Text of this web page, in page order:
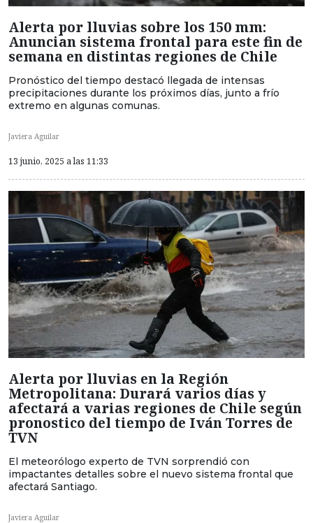
Alerta por lluvias sobre los 150 mm:
Anuncian sistema frontal para este fin de
semana en distintas regiones de Chile
Pronóstico del tiempo destacó llegada de intensas
precipitaciones durante los próximos días, junto a frío
extremo en algunas comunas.
Javiera Aguilar
13 junio, 2025 a las 11:33
Alerta por lluvias en la Región
Metropolitana: Durará varios días y
afectará a varias regiones de Chile según
pronostico del tiempo de Iván Torres de
TVN
El meteorólogo experto de TVN sorprendió con
impactantes detalles sobre el nuevo sistema frontal que
afectará Santiago.
Javiera Aguilar